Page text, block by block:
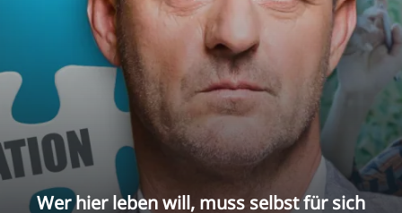
Wer hier leben will, muss selbst für sich